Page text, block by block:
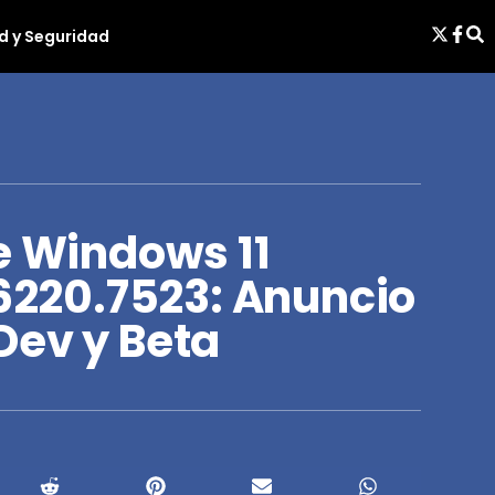
y Seguridad
11
Anuncio
y Beta